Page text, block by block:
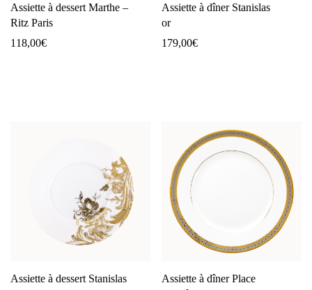
Assiette à dessert Marthe –
Ritz Paris
118,00€
Assiette à dîner Stanislas
or
179,00€
Assiette à dessert Stanislas
Assiette à dîner Place